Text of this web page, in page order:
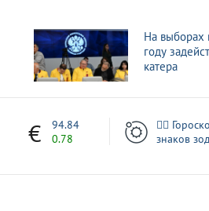
На выборах
году
катера
94.84
0.78
🧙‍♀
знаков